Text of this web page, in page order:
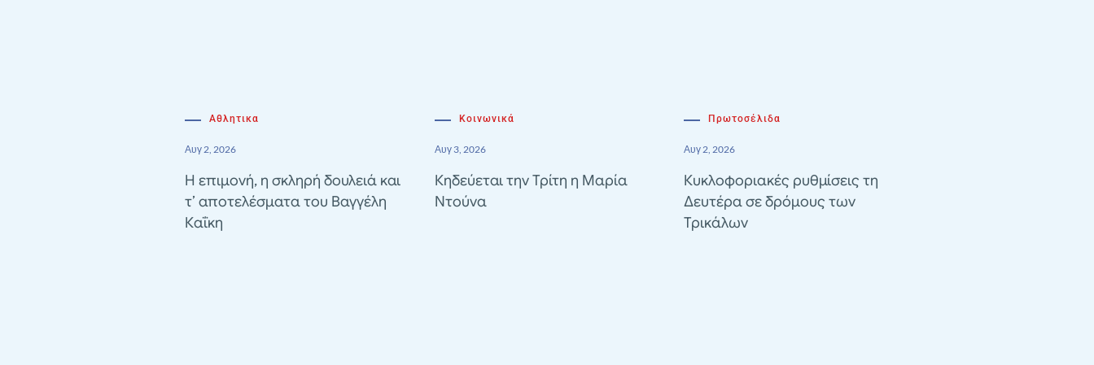
Αθλητικα
Αυγ 2, 2026
Η επιμονή, η σκληρή δουλειά και
τ’ αποτελέσματα του Βαγγέλη
Καΐκη
Κοινωνικά
Αυγ 3, 2026
Κηδεύεται την Τρίτη η Μαρία
Ντούνα
Πρωτοσέλιδα
Αυγ 2, 2026
Κυκλοφοριακές ρυθμίσεις τη
Δευτέρα σε δρόμους των
Τρικάλων